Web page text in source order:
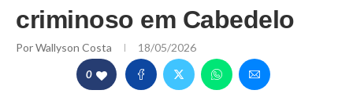
criminoso em Cabedelo
PorWallyson Costa 18/05/2026
0